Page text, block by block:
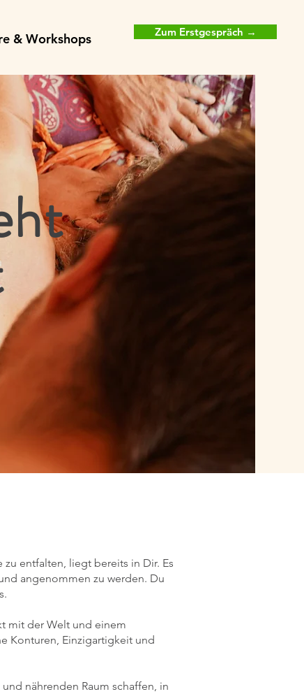
Zum Erstgespräch →
& Workshops
entfalten, liegt bereits in Dir. Es
angenommen zu werden. Du
mit der Welt und einem
Konturen, Einzigartigkeit und
nährenden Raum schaffen, in